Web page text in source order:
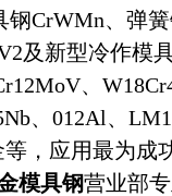
CrWMn、弹
及新型冷作模
、
、012Al、
，应用最为成
模具钢营业部